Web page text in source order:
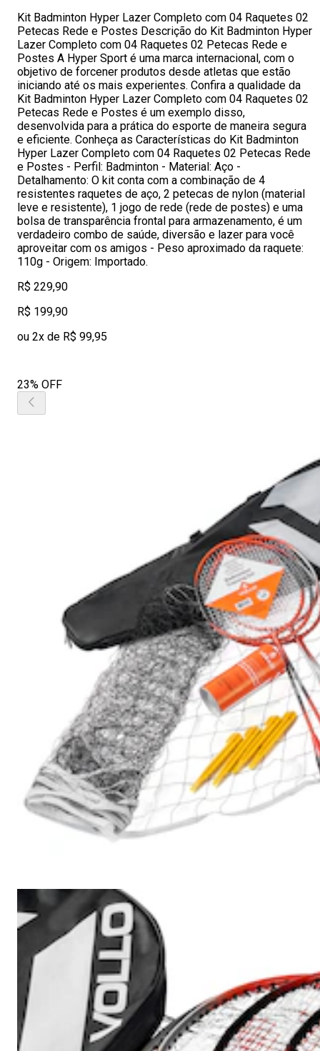
Kit Badminton Hyper Lazer Completo com 04 Raquetes 02
Petecas Rede e Postes Descrição do Kit Badminton Hyper
Lazer Completo com 04 Raquetes 02 Petecas Rede e
Postes A Hyper Sport é uma marca internacional, com o
objetivo de forcener produtos desde atletas que estão
iniciando até os mais experientes. Confira a qualidade da
Kit Badminton Hyper Lazer Completo com 04 Raquetes 02
Petecas Rede e Postes é um exemplo disso,
desenvolvida para a prática do esporte de maneira segura
e eficiente. Conheça as Características do Kit Badminton
Hyper Lazer Completo com 04 Raquetes 02 Petecas Rede
e Postes - Perfil: Badminton - Material: Aço -
Detalhamento: O kit conta com a combinação de 4
resistentes raquetes de aço, 2 petecas de nylon (material
leve e resistente), 1 jogo de rede (rede de postes) e uma
bolsa de transparência frontal para armazenamento, é um
verdadeiro combo de saúde, diversão e lazer para você
aproveitar com os amigos - Peso aproximado da raquete:
110g - Origem: Importado.
R$ 229,90
R$ 199,90
ou 2x de R$ 99,95
23% OFF